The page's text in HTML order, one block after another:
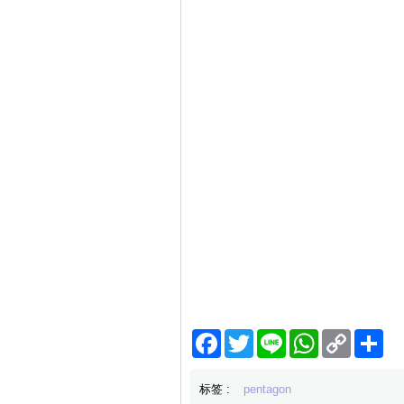
Facebook
TwitterLine WhatsApp
Copy
Link
分
标签 : pentagon